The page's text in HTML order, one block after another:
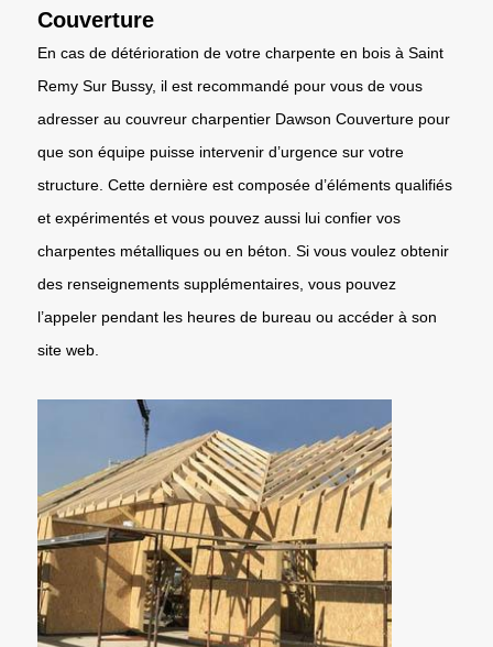
Couverture
En cas de détérioration de votre charpente en bois à Saint
Remy Sur Bussy, il est recommandé pour vous de vous
adresser au couvreur charpentier Dawson Couverture pour
que son équipe puisse intervenir d’urgence sur votre
structure. Cette dernière est composée d’éléments qualifiés
et expérimentés et vous pouvez aussi lui confier vos
charpentes métalliques ou en béton. Si vous voulez obtenir
des renseignements supplémentaires, vous pouvez
l’appeler pendant les heures de bureau ou accéder à son
site web.